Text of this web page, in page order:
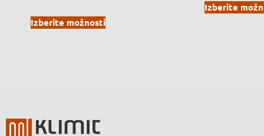
Izberite možnosti
Izberite